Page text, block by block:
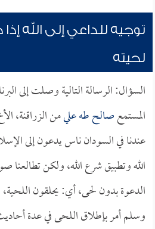
توجيه للداعي إلى الله
لحيته
السؤال: الرسالة التالية وصلت إلى
المستمعصالح طه عليمن الزراقنة،
عندنا في السودان ناس يدعون إلى
الله وتطبيق شرع الله، ولكن
الدعوة بدون لحى، أي: يحلقون
وسلم أمر بإطلاق اللحى في عدة